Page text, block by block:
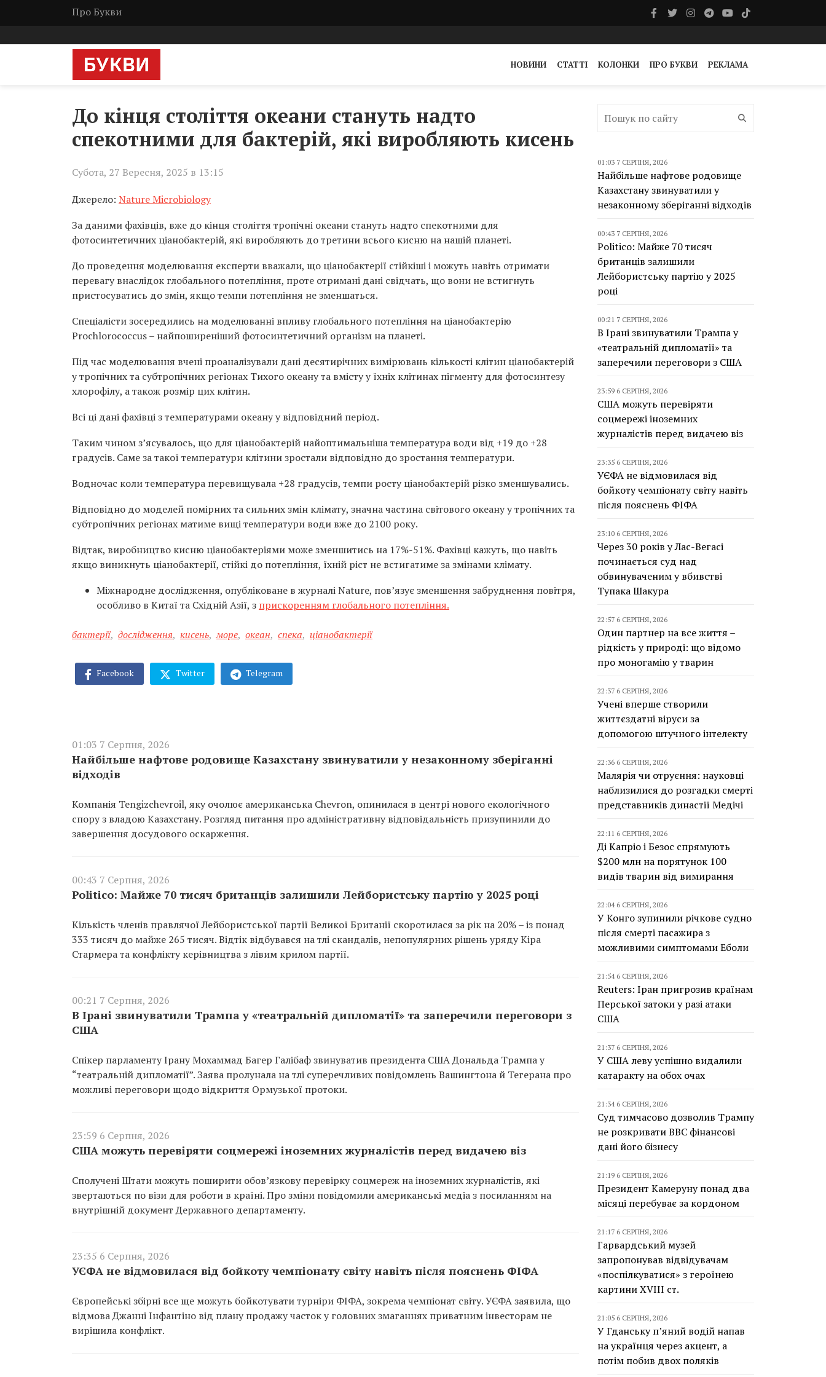
Про Букви
НОВИНИ СТАТТІ КОЛОНКИ ПРО БУКВИ РЕКЛАМА
До кінця століття океани стануть надто
спекотними для бактерій, які виробляють кисень
Субота, 27 Вересня, 2025 в 13:15
Джерело: Nature Microbiology
За даними фахівців, вже до кінця століття тропічні океани стануть надто спекотними для
фотосинтетичних ціанобактерій, які виробляють до третини всього кисню на нашій планеті.
До проведення моделювання експерти вважали, що ціанобактерії стійкіші і можуть навіть отримати
перевагу внаслідок глобального потепління, проте отримані дані свідчать, що вони не встигнуть
пристосуватись до змін, якщо темпи потепління не зменшаться.
Спеціалісти зосередились на моделюванні впливу глобального потепління на ціанобактерію
Prochlorococcus – найпоширеніший фотосинтетичний організм на планеті.
Під час моделювання вчені проаналізували дані десятирічних вимірювань кількості клітин ціанобактерій
у тропічних та субтропічних регіонах Тихого океану та вмісту у їхніх клітинах пігменту для фотосинтезу
хлорофілу, а також розмір цих клітин.
Всі ці дані фахівці з температурами океану у відповідний період.
Таким чином з’ясувалось, що для ціанобактерій найоптимальніша температура води від +19 до +28
градусів. Саме за такої температури клітини зростали відповідно до зростання температури.
Водночас коли температура перевищувала +28 градусів, темпи росту ціанобактерій різко зменшувались.
Відповідно до моделей помірних та сильних змін клімату, значна частина світового океану у тропічних та
субтропічних регіонах матиме вищі температури води вже до 2100 року.
Відтак, виробництво кисню ціанобактеріями може зменшитись на 17%-51%. Фахівці кажуть, що навіть
якщо виникнуть ціанобактерії, стійкі до потепління, їхній ріст не встигатиме за змінами клімату.
Міжнародне дослідження, опубліковане в журналі Nature, пов’язує зменшення забруднення повітря,
особливо в Китаї та Східній Азії, з прискоренням глобального потепління.
бактерії, дослідження, кисень, море, океан, спека, ціанобактерії
Facebook Twitter Telegram
01:03 7 Серпня, 2026
Найбільше нафтове родовище Казахстану звинуватили у незаконному зберіганні
відходів
Компанія Tengizchevroil, яку очолює американська Chevron, опинилася в центрі нового екологічного
спору з владою Казахстану. Розгляд питання про адміністративну відповідальність призупинили до
завершення досудового оскарження.
00:43 7 Серпня, 2026
Politico: Майже 70 тисяч британців залишили Лейбористську партію у 2025 році
Кількість членів правлячої Лейбористської партії Великої Британії скоротилася за рік на 20% – із понад
333 тисяч до майже 265 тисяч. Відтік відбувався на тлі скандалів, непопулярних рішень уряду Кіра
Стармера та конфлікту керівництва з лівим крилом партії.
00:21 7 Серпня, 2026
В Ірані звинуватили Трампа у «театральній дипломатії» та заперечили переговори з
США
Спікер парламенту Ірану Мохаммад Багер Галібаф звинуватив президента США Дональда Трампа у
“театральній дипломатії”. Заява пролунала на тлі суперечливих повідомлень Вашингтона й Тегерана про
можливі переговори щодо відкриття Ормузької протоки.
23:59 6 Серпня, 2026
США можуть перевіряти соцмережі іноземних журналістів перед видачею віз
Сполучені Штати можуть поширити обов’язкову перевірку соцмереж на іноземних журналістів, які
звертаються по візи для роботи в країні. Про зміни повідомили американські медіа з посиланням на
внутрішній документ Державного департаменту.
23:35 6 Серпня, 2026
УЄФА не відмовилася від бойкоту чемпіонату світу навіть після пояснень ФІФА
Європейські збірні все ще можуть бойкотувати турніри ФІФА, зокрема чемпіонат світу. УЄФА заявила, що
відмова Джанні Інфантіно від плану продажу часток у головних змаганнях приватним інвесторам не
вирішила конфлікт.
01:03 7 СЕРПНЯ, 2026
Найбільше нафтове родовище
Казахстану звинуватили у
незаконному зберіганні відходів
00:43 7 СЕРПНЯ, 2026
Politico: Майже 70 тисяч
британців залишили
Лейбористську партію у 2025
році
00:21 7 СЕРПНЯ, 2026
В Ірані звинуватили Трампа у
«театральній дипломатії» та
заперечили переговори з США
23:59 6 СЕРПНЯ, 2026
США можуть перевіряти
соцмережі іноземних
журналістів перед видачею віз
23:35 6 СЕРПНЯ, 2026
УЄФА не відмовилася від
бойкоту чемпіонату світу навіть
після пояснень ФІФА
23:10 6 СЕРПНЯ, 2026
Через 30 років у Лас-Вегасі
починається суд над
обвинуваченим у вбивстві
Тупака Шакура
22:57 6 СЕРПНЯ, 2026
Один партнер на все життя –
рідкість у природі: що відомо
про моногамію у тварин
22:37 6 СЕРПНЯ, 2026
Учені вперше створили
життєздатні віруси за
допомогою штучного інтелекту
22:36 6 СЕРПНЯ, 2026
Малярія чи отруєння: науковці
наблизилися до розгадки смерті
представників династії Медічі
22:11 6 СЕРПНЯ, 2026
Ді Капріо і Безос спрямують
$200 млн на порятунок 100
видів тварин від вимирання
22:04 6 СЕРПНЯ, 2026
У Конго зупинили річкове судно
після смерті пасажира з
можливими симптомами Еболи
21:54 6 СЕРПНЯ, 2026
Reuters: Іран пригрозив країнам
Перської затоки у разі атаки
США
21:37 6 СЕРПНЯ, 2026
У США леву успішно видалили
катаракту на обох очах
21:34 6 СЕРПНЯ, 2026
Суд тимчасово дозволив Трампу
не розкривати BBC фінансові
дані його бізнесу
21:19 6 СЕРПНЯ, 2026
Президент Камеруну понад два
місяці перебуває за кордоном
21:17 6 СЕРПНЯ, 2026
Гарвардський музей
запропонував відвідувачам
«поспілкуватися» з героїнею
картини XVIII ст.
21:05 6 СЕРПНЯ, 2026
У Гданську п’яний водій напав
на українця через акцент, а
потім побив двох поляків